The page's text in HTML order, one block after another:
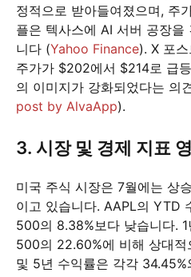
정적으로 받아들여졌으며, 주
플은 텍사스에 AI 서버 공장을
니다 (Yahoo Finance). X 포
주가가 $202에서 $214로 급
의 이미지가 강화되었다는 의
post by AlvaApp).
3. 시장 및 경제 지표
미국 주식 시장은 7월에는 상
이고 있습니다. AAPL의 YTD
500의 8.38%보다 낮습니다.
500의 22.60%에 비해 상대적
및 5년 수익률은 각각